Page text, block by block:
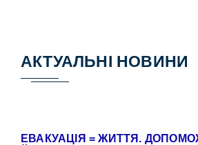
АКТУАЛЬНІ НОВИНИ
ЕВАКУАЦІЯ = ЖИТТЯ.